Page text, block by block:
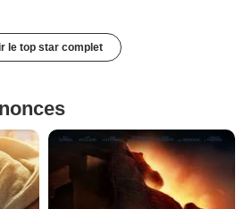
le top star complet